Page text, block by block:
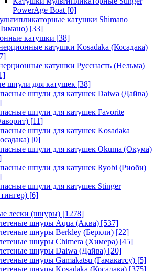
PowerAge Boat [0]
катушки Shimano
[33]
катушки [38]
катушки Kosadaka (Косадака)
катушки Русснасть (Нельма)
шпули для катушек [38]
шпули для катушек Daiwa (Дайва)
шпули для катушек Favorite
[11]
шпули для катушек Kosadaka
[0]
шпули для катушек Okuma (Окума)
шпули для катушек Ryobi (Риоби)
шпули для катушек Stinger
[6]
лески (шнуры) [1278]
шнуры Aqua (Аква) [537]
шнуры Berkley (Беркли) [22]
шнуры Chimera (Химера) [45]
шнуры Daiwa (Дайва) [20]
шнуры Gamakatsu (Гамакатсу) [5]